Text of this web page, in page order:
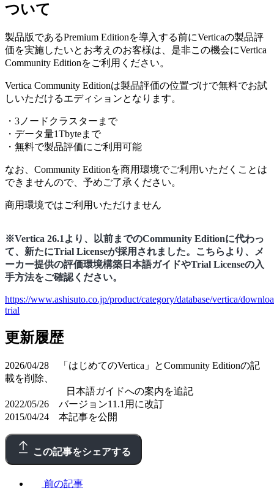
ついて
製品版であるPremium Editionを導入する前にVerticaの製品評
価を実施したいとお考えのお客様は、是非この機会にVertica
Community Editionをご利用ください。
Vertica Community Editionは製品評価の位置づけで無料でお試
しいただけるエディションとなります。
・3ノードクラスターまで
・データ量1Tbyteまで
・無料で製品評価にご利用可能
なお、Community Editionを商用環境でご利用いただくことは
できませんので、予めご了承ください。
商用環境ではご利用いただけません
※Vertica 26.1より、以前までのCommunity Editionに代わっ
て、新たにTrial Licenseが採用されました。こちらより、メ
ーカー提供の評価環境構築日本語ガイドやTrial Licenseの入
手方法をご確認ください。
https://www.ashisuto.co.jp/product/category/database/vertica/
trial
更新履歴
2026/04/28 「はじめてのVertica」とCommunity Editionの記
載を削除、
日本語ガイドへの案内を追記
2022/05/26 バージョン11.1用に改訂
2015/04/24 本記事を公開
この記事をシェアする
前の記事